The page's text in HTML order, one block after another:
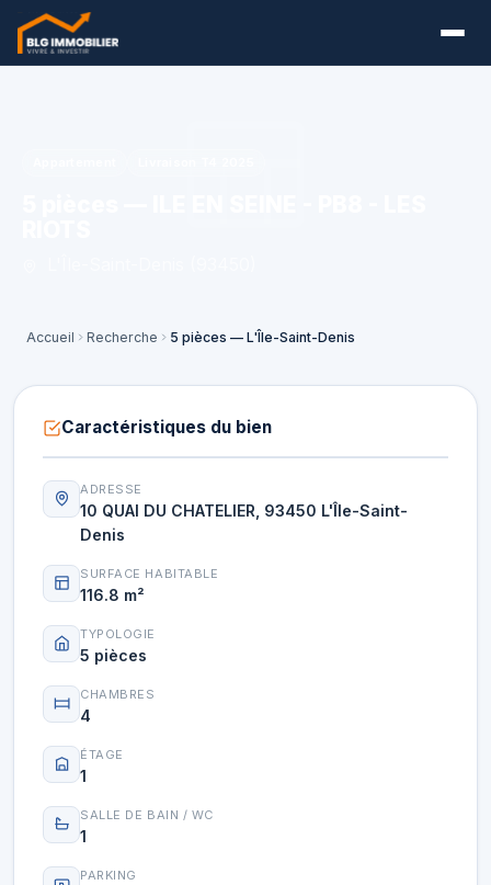
Accueil Recherche 5 pièces — L'Île-Saint-Denis
Caractéristiques du bien
ADRESSE
10 QUAI DU CHATELIER, 93450 L'Île-Saint-
Denis
SURFACE HABITABLE
116.8 m²
TYPOLOGIE
5 pièces
CHAMBRES
4
ÉTAGE
1
SALLE DE BAIN / WC
1
PARKING